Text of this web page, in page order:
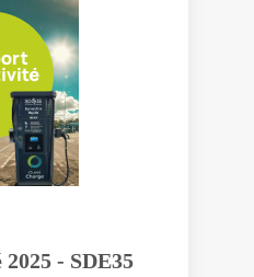
- SDE35